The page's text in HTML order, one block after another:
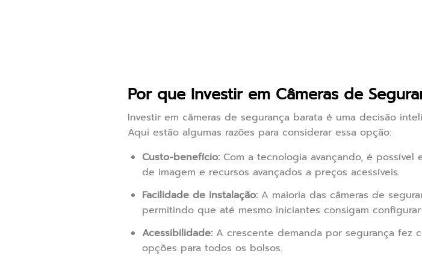
Por que Investir em Câmeras de
Investir em câmeras de segurança barata é uma decisão
Aqui estão algumas razões para considerar essa opção:
Custo-benefício: Com a tecnologia avançando, é
de imagem e recursos avançados a preços acessíveis.
Facilidade de instalação: A maioria das câmeras de
permitindo que até mesmo iniciantes consigam configurar
Acessibilidade: A crescente demanda por segurança fez
opções para todos os bolsos.